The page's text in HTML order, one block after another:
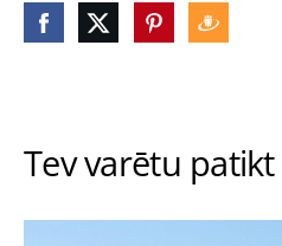
Tev varētu patikt